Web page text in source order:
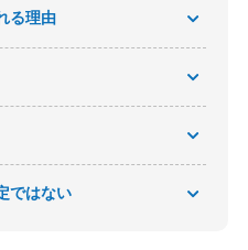
る理由
ではない